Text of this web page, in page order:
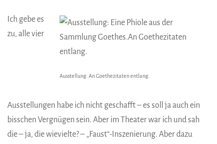
Ausstellung: An Goethezitaten entlang.
Ich gebe es
zu, alle vier
Ausstellungen habe ich nicht geschafft – es soll ja auch ein
bisschen Vergnügen sein. Aber im Theater war ich und sah
die – ja, die wievielte? – „Faust“-Inszenierung. Aber dazu